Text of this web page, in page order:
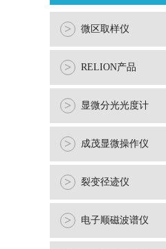
> 微区取样仪
> RELION产品
> 显微分光光度计
> 成茂显微操作仪
> 裂变径迹仪
> 电子顺磁波谱仪